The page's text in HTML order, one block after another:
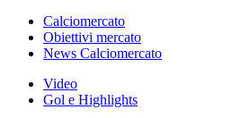
Calciomercato
Obiettivi mercato
News Calciomercato
Video
Gol e Highlights